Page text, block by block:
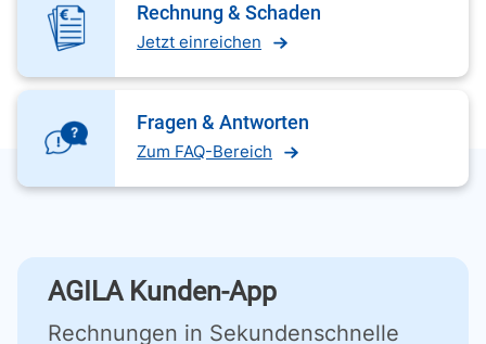
Rechnung & Schaden
Jetzt einreichen
Fragen & Antworten
Zum FAQ-Bereich
AGILA Kunden-App
Rechnungen in Sekundenschnelle